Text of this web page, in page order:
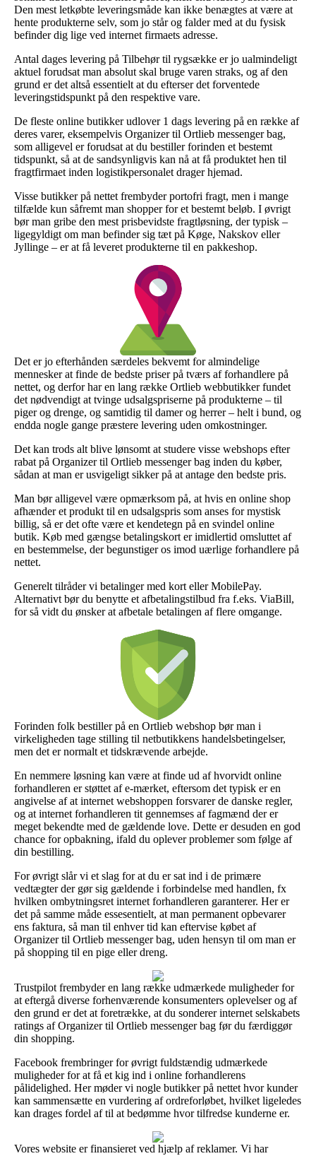
Den mest letkøbte leveringsmåde kan ikke benægtes at være at
hente produkterne selv, som jo står og falder med at du fysisk
befinder dig lige ved internet firmaets adresse.
Antal dages levering på Tilbehør til rygsække er jo ualmindeligt
aktuel forudsat man absolut skal bruge varen straks, og af den
grund er det altså essentielt at du efterser det forventede
leveringstidspunkt på den respektive vare.
De fleste online butikker udlover 1 dags levering på en række af
deres varer, eksempelvis Organizer til Ortlieb messenger bag,
som alligevel er forudsat at du bestiller forinden et bestemt
tidspunkt, så at de sandsynligvis kan nå at få produktet hen til
fragtfirmaet inden logistikpersonalet drager hjemad.
Visse butikker på nettet frembyder portofri fragt, men i mange
tilfælde kun såfremt man shopper for et bestemt beløb. I øvrigt
bør man gribe den mest prisbevidste fragtløsning, der typisk –
ligegyldigt om man befinder sig tæt på Køge, Nakskov eller
Jyllinge – er at få leveret produkterne til en pakkeshop.
Det er jo efterhånden særdeles bekvemt for almindelige
mennesker at finde de bedste priser på tværs af forhandlere på
nettet, og derfor har en lang række Ortlieb webbutikker fundet
det nødvendigt at tvinge udsalgspriserne på produkterne – til
piger og drenge, og samtidig til damer og herrer – helt i bund, og
endda nogle gange præstere levering uden omkostninger.
Det kan trods alt blive lønsomt at studere visse webshops efter
rabat på Organizer til Ortlieb messenger bag inden du køber,
sådan at man er usvigeligt sikker på at antage den bedste pris.
Man bør alligevel være opmærksom på, at hvis en online shop
afhænder et produkt til en udsalgspris som anses for mystisk
billig, så er det ofte være et kendetegn på en svindel online
butik. Køb med gængse betalingskort er imidlertid omsluttet af
en bestemmelse, der begunstiger os imod uærlige forhandlere på
nettet.
Generelt tilråder vi betalinger med kort eller MobilePay.
Alternativt bør du benytte et afbetalingstilbud fra f.eks. ViaBill,
for så vidt du ønsker at afbetale betalingen af flere omgange.
Forinden folk bestiller på en Ortlieb webshop bør man i
virkeligheden tage stilling til netbutikkens handelsbetingelser,
men det er normalt et tidskrævende arbejde.
En nemmere løsning kan være at finde ud af hvorvidt online
forhandleren er støttet af e-mærket, eftersom det typisk er en
angivelse af at internet webshoppen forsvarer de danske regler,
og at internet forhandleren tit gennemses af fagmænd der er
meget bekendte med de gældende love. Dette er desuden en god
chance for opbakning, ifald du oplever problemer som følge af
din bestilling.
For øvrigt slår vi et slag for at du er sat ind i de primære
vedtægter der gør sig gældende i forbindelse med handlen, fx
hvilken ombytningsret internet forhandleren garanterer. Her er
det på samme måde essesentielt, at man permanent opbevarer
ens faktura, så man til enhver tid kan eftervise købet af
Organizer til Ortlieb messenger bag, uden hensyn til om man er
på shopping til en pige eller dreng.
Trustpilot frembyder en lang række udmærkede muligheder for
at eftergå diverse forhenværende konsumenters oplevelser og af
den grund er det at foretrække, at du sonderer internet selskabets
ratings af Organizer til Ortlieb messenger bag før du færdiggør
din shopping.
Facebook frembringer for øvrigt fuldstændig udmærkede
muligheder for at få et kig ind i online forhandlerens
pålidelighed. Her møder vi nogle butikker på nettet hvor kunder
kan sammensætte en vurdering af ordreforløbet, hvilket ligeledes
kan drages fordel af til at bedømme hvor tilfredse kunderne er.
Vores website er finansieret ved hjælp af reklamer. Vi har